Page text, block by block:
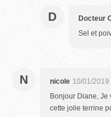
D Docteur
Sel et
N nicole 10/01/2019
Bonjour Diane,
cette jolie terrine